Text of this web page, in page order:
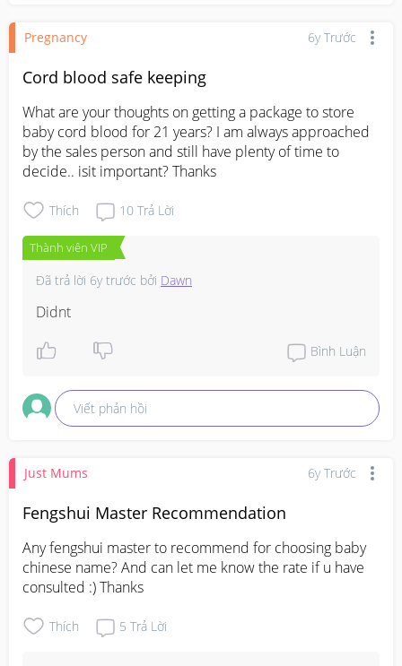
Pregnancy 6y Trước
Cord blood safe keeping
What are your thoughts on getting a package to store
baby cord blood for 21 years? I am always approached
by the sales person and still have plenty of time to
decide.. isit important? Thanks
Thích 10 Trả Lời
Thành viên VIP
Đã trả lời 6y trước bởi Dawn
Didnt
Bình Luận
Viết phản hồi
Just Mums 6y Trước
Fengshui Master Recommendation
Any fengshui master to recommend for choosing baby
chinese name? And can let me know the rate if u have
consulted :) Thanks
Thích 5 Trả Lời